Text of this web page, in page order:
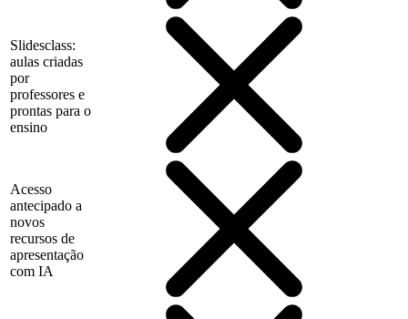
Slidesclass:
aulas criadas
por
professores e
prontas para o
ensino
Acesso
antecipado a
novos
recursos de
apresentação
com IA